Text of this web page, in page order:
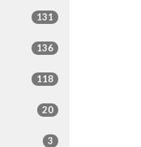
131
136
118
20
3